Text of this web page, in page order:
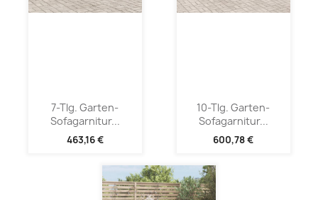
7-Tlg. Garten-
Sofagarnitur...
463,16 €
10-Tlg. Garten-
Sofagarnitur...
600,78 €